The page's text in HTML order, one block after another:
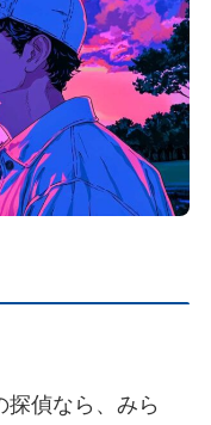
偵なら、みら